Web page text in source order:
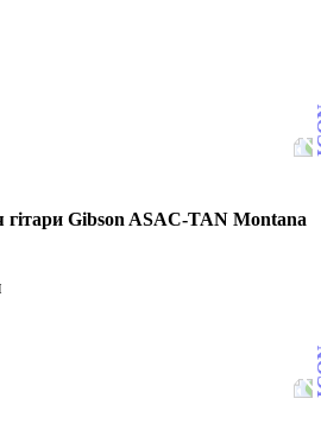
гітари Gibson ASAC-TAN Montana